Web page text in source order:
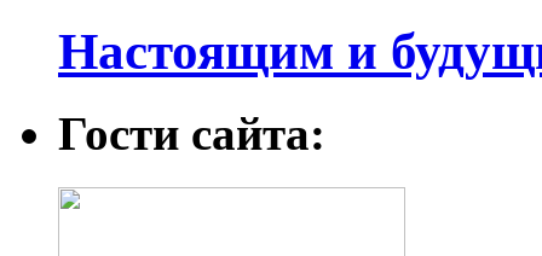
Настоящим и
Гости сайта: